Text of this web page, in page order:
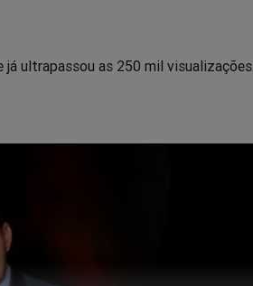
ultrapassou as 250 mil visualizações.